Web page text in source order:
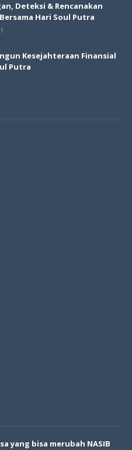
Deteksi & Rencanakan
Hari Soul Putra
Kesejahteraan Finansial
Putra
yang bisa merubah NASIB